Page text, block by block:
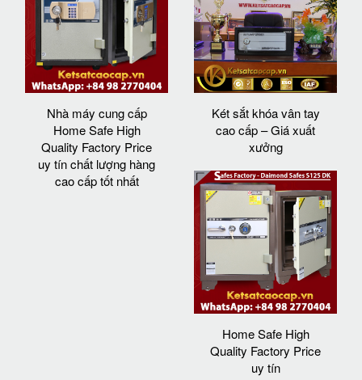
Nhà máy cung cấp
Home Safe High
Quality Factory Price
uy tín chất lượng hàng
cao cấp tốt nhất
Két sắt khóa vân tay
cao cấp – Giá xuất
xưởng
Home Safe High
Quality Factory Price
uy tín